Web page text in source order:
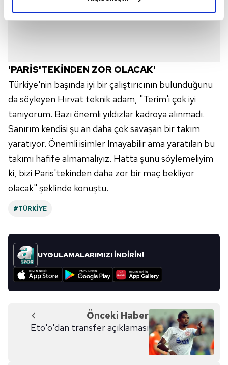
elimizden gelen çabayı gösterdiğimizi ve bu noktada,
takdirde, kullanıcılara hedefli reklamlar
Sizlere daha iyi bir hizmet sunabilmek için İnternet
Sitemizde kendimize ve üçüncü kişilere ait çerezler
kullanılmaktadır. Bu çerezler vasıtasıyla çeşitli kişisel
verileriniz işlenmekte olup gerekli olan çerezler bilgi
toplumu hizmetlerinin sunulması amacıyla
kullanılmaktadır. Diğer çerezler, sitemizin daha işlevsel
kılınması ve kişiselleştirilmesi ve sizlere yönelik
reklam/pazarlama faaliyetlerinin yapılması, amaçlarıyla
vasıtasıyla belirleyebilirsiniz. Çerezlere ilişkin detaylı bilgi
için Ayarlar butonuna tıklayabilir,
Çerez Bilgilendirme
Metnimizi
6698 sayılı Kişisel Verilerin Korunması Kanunu uyarınca
ilgili mevzuata uygun olarak kullanılan çerezlerle ilgili bilgi
almak için lütfen
'PARİS'TEKİNDEN ZOR OLACAK'
Türkiye'nin başında iyi bir çalıştırıcının bulunduğunu
da söyleyen Hırvat teknik adam, "Terim'i çok iyi
tanıyorum. Bazı önemli yıldızlar kadroya alınmadı.
Sanırım kendisi şu an daha çok savaşan bir takım
yaratıyor. Önemli isimler lmayabilir ama yaratılan bu
takımı hafife almamalıyız. Hatta şunu söylemeliyim
ki, bizi Paris'tekinden daha zor bir maç bekliyor
olacak" şeklinde konuştu.
#TÜRKIYE
UYGULAMALARIMIZI İNDİRİN!
Önceki Haber
Eto'o'dan transfer açıklaması